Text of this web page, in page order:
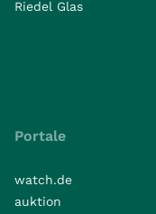
Riedel Glas
Portale
watch.de
auktion